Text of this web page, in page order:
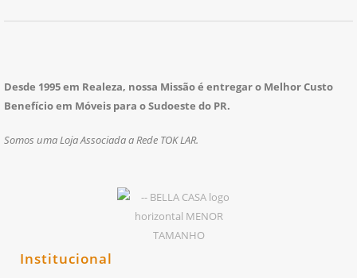
Desde 1995 em Realeza, nossa Missão é entregar o Melhor Custo
Benefício em Móveis para o Sudoeste do PR.
Somos uma Loja Associada a Rede TOK LAR.
Institucional